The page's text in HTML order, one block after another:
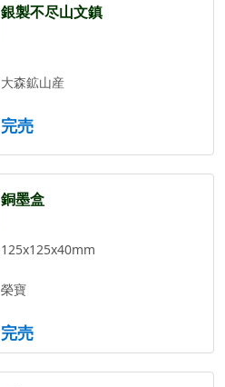
銀製不尽山文鎮
大森鉱山産
完売
銅墨盒
125x125x40mm
榮寶
完売